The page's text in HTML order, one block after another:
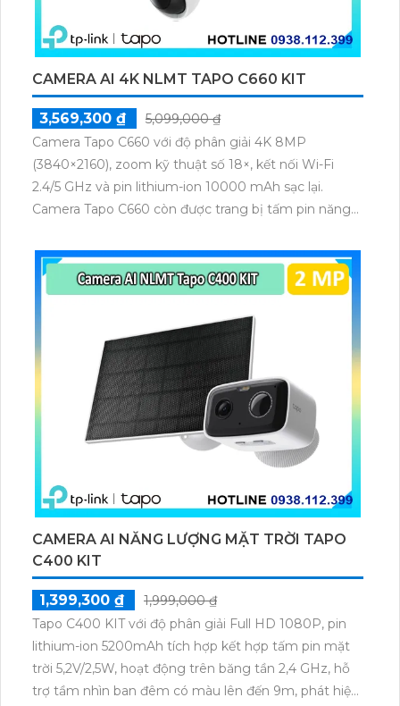
CAMERA AI 4K NLMT TAPO C660 KIT
3,569,300 ₫
5,099,000 ₫
Camera Tapo C660 với độ phân giải 4K 8MP
(3840×2160), zoom kỹ thuật số 18×, kết nối Wi-Fi
2.4/5 GHz và pin lithium-ion 10000 mAh sạc lại.
Camera Tapo C660 còn được trang bị tấm pin năng
thú cưng, phương tiện, lưu trữ thẻ microSD tối đa 512
GB.
CAMERA AI NĂNG LƯỢNG MẶT TRỜI TAPO
C400 KIT
1,399,300 ₫
1,999,000 ₫
Tapo C400 KIT với độ phân giải Full HD 1080P, pin
lithium-ion 5200mAh tích hợp kết hợp tấm pin mặt
trời 5,2V/2,5W, hoạt động trên băng tần 2,4 GHz, hỗ
trợ tầm nhìn ban đêm có màu lên đến 9m, phát hiện